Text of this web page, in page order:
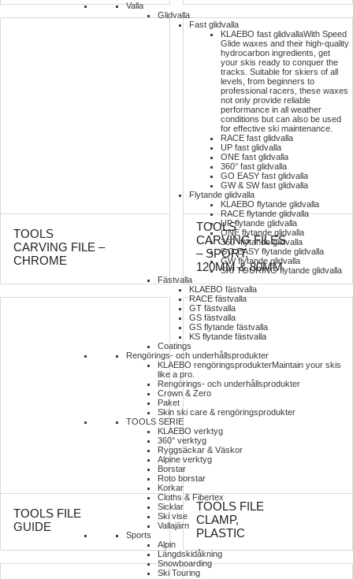
Valla
Glidvalla
Fast glidvalla
KLAEBO fast glidvallaWith Speed
Glide waxes and their high-quality
hydrocarbon ingredients, get
your skis ready to conquer the
tracks. Suitable for skiers of all
levels, from beginners to
professional racers, these waxes
not only provide reliable
performance in all weather
conditions but can also be used
for effective ski maintenance.
RACE fast glidvalla
UP fast glidvalla
ONE fast glidvalla
360° fast glidvalla
GO EASY fast glidvalla
GW & SW fast glidvalla
Flytande glidvalla
KLAEBO flytande glidvalla
RACE flytande glidvalla
UP flytande glidvalla
ONE flytande glidvalla
360° flytande glidvalla
GO EASY flytande glidvalla
GW flytande glidvalla
SKI TOURING flytande glidvalla
Fästvalla
KLAEBO fästvalla
RACE fästvalla
GT fästvalla
GS fästvalla
GS flytande fästvalla
KS flytande fästvalla
Coatings
Rengörings- och underhållsprodukter
KLAEBO rengöringsprodukterMaintain your skis
like a pro.
Rengörings- och underhållsprodukter
Crown & Zero
Paket
Skin ski care & rengöringsprodukter
TOOLS SERIE
KLAEBO verktyg
360° verktyg
Ryggsäckar & Väskor
Alpine verktyg
Borstar
Roto borstar
Korkar
Cloths & Fibertex
Sicklar
Ski vise
Vallajärn
Sports
Alpin
Längdskidåkning
Snowboarding
Ski Touring
TOOLS
CARVING FILE –
CHROME
TOOLS
CARVING FILES
– SPORT,
120MM & 80MM
TOOLS FILE
GUIDE
TOOLS FILE
CLAMP,
PLASTIC